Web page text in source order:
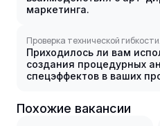
маркетинга.
Проверка технической гибкости.
Приходилось ли вам
создания процедурных
спецэффектов в ваших
Похожие вакансии